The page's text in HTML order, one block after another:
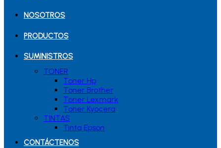
NOSOTROS
PRODUCTOS
SUMINISTROS
TONER
Toner Hp
Toner Brother
Toner Lexmark
Toner Kyocera
TINTAS
Tinta Epson
CONTÁCTENOS